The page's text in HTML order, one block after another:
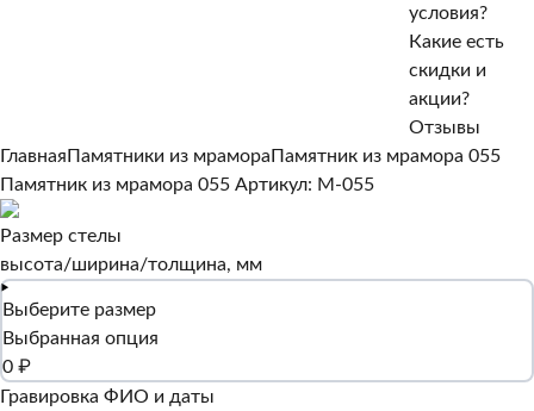
условия?
Какие есть
скидки и
акции?
Отзывы
Главная Памятники из мрамора Памятник из мрамора 055
Памятник из мрамора 055 Артикул: M-055
Размер стелы
высота/ширина/толщина, мм
Выберите размер
Выбранная опция
0 ₽
Гравировка ФИО и даты